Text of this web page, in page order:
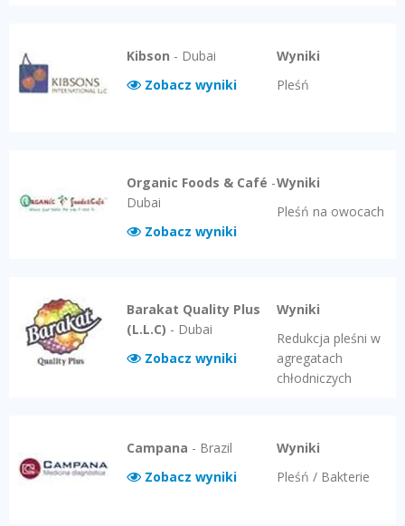
Kibson - Dubai
Zobacz wyniki
Wyniki
Pleśń
Organic Foods & Café -
Dubai
Zobacz wyniki
Wyniki
Pleśń na owocach
Barakat Quality Plus
(L.L.C) - Dubai
Zobacz wyniki
Wyniki
Redukcja pleśni w
agregatach
chłodniczych
Campana - Brazil
Zobacz wyniki
Wyniki
Pleśń / Bakterie